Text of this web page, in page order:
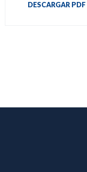
DESCARGAR PDF